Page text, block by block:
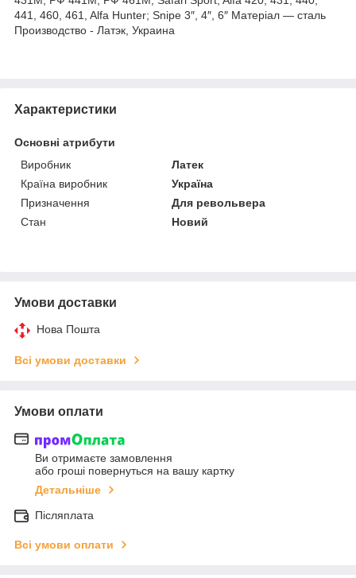
441, 460, 461, Alfa Hunter; Snipe 3″, 4″, 6″ Матеріал — сталь
Производство - Латэк, Украина
Характеристики
Основні атрибути
Виробник
Латек
Країна виробник
Україна
Призначення
Для револьвера
Стан
Новий
Умови доставки
Нова Пошта
Всі умови доставки
Умови оплати
Ви отримаєте замовлення
або гроші повернуться на вашу картку
Детальніше
Післяплата
Всі умови оплати